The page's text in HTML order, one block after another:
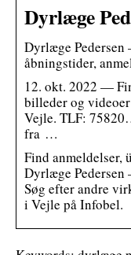
Dyrlæge
Dyrlæge Pedersen
åbningstider,
12. okt. 2022 —
billeder og
Vejle. TLF:
fra …
Find anmeldelser,
Dyrlæge
Søg efter andre
i Vejle på Infobel.